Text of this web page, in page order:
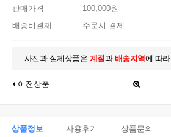
판매가격
100,000원
배송비결제
주문시 결제
사진과 실제상품은 계절과 배송지역에 따라
이전상품
상품정보 사용후기 상품문의